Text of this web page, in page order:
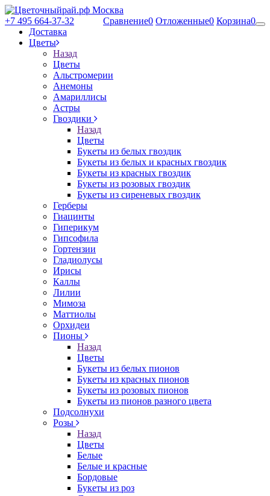
+7 495 664-37-32 Сравнение0 Отложенные0 Корзина0
Доставка
Цветы
Назад
Цветы
Альстромерии
Анемоны
Амариллисы
Астры
Гвоздики
Назад
Цветы
Букеты из белых гвоздик
Букеты из белых и красных гвоздик
Букеты из красных гвоздик
Букеты из розовых гвоздик
Букеты из сиреневых гвоздик
Герберы
Гиацинты
Гиперикум
Гипсофила
Гортензии
Гладиолусы
Ирисы
Каллы
Лилии
Мимоза
Маттиолы
Орхидеи
Пионы
Назад
Цветы
Букеты из белых пионов
Букеты из красных пионов
Букеты из розовых пионов
Букеты из пионов разного цвета
Подсолнухи
Розы
Назад
Цветы
Белые
Белые и красные
Бордовые
Букеты из роз